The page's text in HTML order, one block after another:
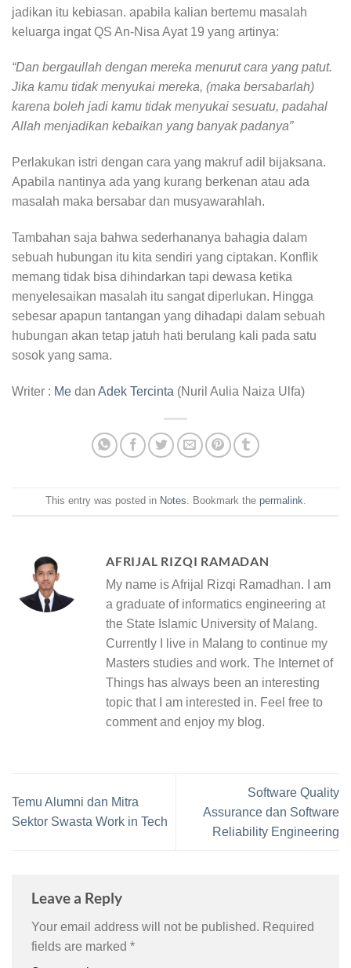
jadikan itu kebiasan. apabila kalian bertemu masalah
keluarga ingat QS An-Nisa Ayat 19 yang artinya:
“Dan bergaullah dengan mereka menurut cara yang patut.
Jika kamu tidak menyukai mereka, (maka bersabarlah)
karena boleh jadi kamu tidak menyukai sesuatu, padahal
Allah menjadikan kebaikan yang banyak padanya”
Perlakukan istri dengan cara yang makruf adil bijaksana.
Apabila nantinya ada yang kurang berkenan atau ada
masalah maka bersabar dan musyawarahlah.
Tambahan saja bahwa sederhananya bahagia dalam
sebuah hubungan itu kita sendiri yang ciptakan. Konflik
memang tidak bisa dihindarkan tapi dewasa ketika
menyelesaikan masalah itu sangat diperlukan. Hingga
sebesar apapun tantangan yang dihadapi dalam sebuah
hubungan akan tetap jatuh hati berulang kali pada satu
sosok yang sama.
Writer : Me dan Adek Tercinta (Nuril Aulia Naiza Ulfa)
This entry was posted in Notes. Bookmark the permalink.
AFRIJAL RIZQI RAMADAN
My name is Afrijal Rizqi Ramadhan. I am
a graduate of informatics engineering at
the State Islamic University of Malang.
Currently I live in Malang to continue my
Masters studies and work. The Internet of
Things has always been an interesting
topic that I am interested in. Feel free to
comment and enjoy my blog.
Temu Alumni dan Mitra
Sektor Swasta Work in Tech
Software Quality
Assurance dan Software
Reliability Engineering
Leave a Reply
Your email address will not be published. Required
fields are marked *